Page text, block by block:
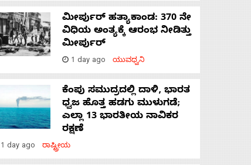
ಮೀರ್ಪುರ್ ಹತ್ಯಾಕಾಂಡ: 370 ನೇ
ವಿಧಿಯ ಅಂತ್ಯಕ್ಕೆ ಆರಂಭ ನೀಡಿತ್ತು
ಮೀರ್ಪುರ್
1 day ago ಯುವಧ್ವನಿ
ಕೆಂಪು ಸಮುದ್ರದಲ್ಲಿ ದಾಳಿ, ಭಾರತ
ಧ್ವಜ ಹೊತ್ತ ಹಡಗು ಮುಳುಗಡೆ;
ಎಲ್ಲಾ 13 ಭಾರತೀಯ ನಾವಿಕರ
ರಕ್ಷಣೆ
1 day ago ರಾಷ್ಟ್ರೀಯ